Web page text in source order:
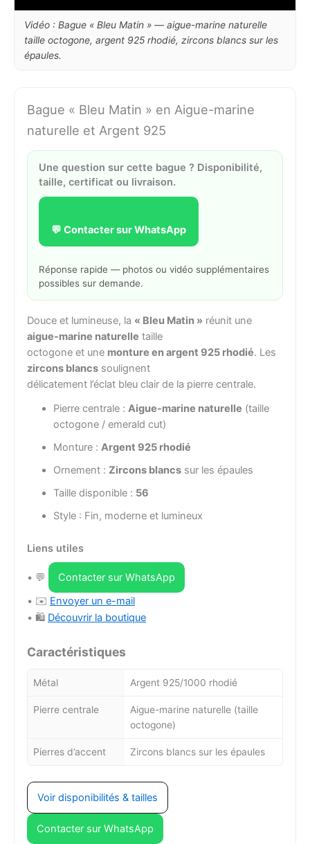
Vidéo : Bague « Bleu Matin » — aigue-marine naturelle
taille octogone, argent 925 rhodié, zircons blancs sur les
épaules.
Bague « Bleu Matin » en Aigue-marine
naturelle et Argent 925
Une question sur cette bague ? Disponibilité,
taille, certificat ou livraison.
💬 Contacter sur WhatsApp
Réponse rapide — photos ou vidéo supplémentaires
possibles sur demande.
Douce et lumineuse, la « Bleu Matin » réunit une
aigue-marine naturelle taille
octogone et une monture en argent 925 rhodié. Les
zircons blancs soulignent
délicatement l’éclat bleu clair de la pierre centrale.
Pierre centrale : Aigue-marine naturelle (taille
octogone / emerald cut)
Monture : Argent 925 rhodié
Ornement : Zircons blancs sur les épaules
Taille disponible : 56
Style : Fin, moderne et lumineux
Liens utiles
• 💬
Contacter sur WhatsApp
• ✉️ Envoyer un e-mail
• 🛍️ Découvrir la boutique
Caractéristiques
Métal Argent 925/1000 rhodié
Pierre centrale
Aigue-marine naturelle (taille
octogone)
Pierres d’accent Zircons blancs sur les épaules
Voir disponibilités & tailles
Contacter sur WhatsApp